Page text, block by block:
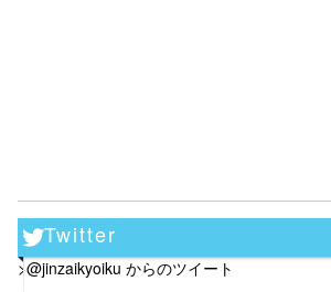
Twitter
>@jinzaikyoiku からのツイート